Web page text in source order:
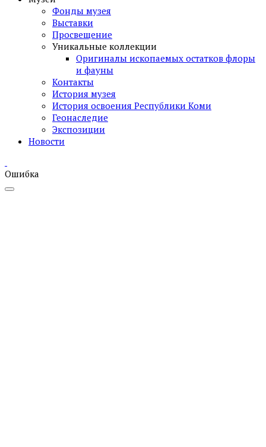
Фонды музея
Выставки
Просвещение
Уникальные коллекции
Оригиналы ископаемых остатков флоры
и фауны
Контакты
История музея
История освоения Республики Коми
Геонаследие
Экспозиции
Новости
Ошибка